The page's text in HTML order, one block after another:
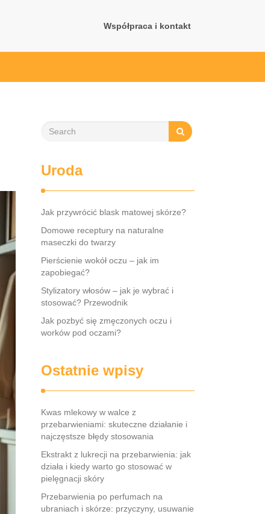
Współpraca i kontakt
Uroda
Jak przywrócić blask matowej skórze?
Domowe receptury na naturalne
maseczki do twarzy
Pierścienie wokół oczu – jak im
zapobiegać?
Stylizatory włosów – jak je wybrać i
stosować? Przewodnik
Jak pozbyć się zmęczonych oczu i
worków pod oczami?
Ostatnie wpisy
Kwas mlekowy w walce z
przebarwieniami: skuteczne działanie i
najczęstsze błędy stosowania
Ekstrakt z lukrecji na przebarwienia: jak
działa i kiedy warto go stosować w
pielęgnacji skóry
Przebarwienia po perfumach na
ubraniach i skórze: przyczyny, usuwanie